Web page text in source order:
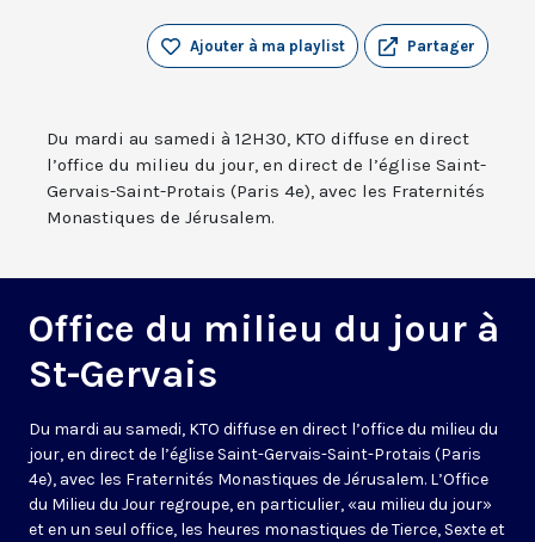
Partager
Ajouter à ma playlist
Du mardi au samedi à 12H30, KTO diffuse en direct
l’office du milieu du jour, en direct de l’église Saint-
Gervais-Saint-Protais (Paris 4e), avec les Fraternités
Monastiques de Jérusalem.
Office du milieu du jour à
St-Gervais
Du mardi au samedi, KTO diffuse en direct l’office du milieu du
jour, en direct de l’église Saint-Gervais-Saint-Protais (Paris
4e), avec les Fraternités Monastiques de Jérusalem. L’Office
du Milieu du Jour regroupe, en particulier, «au milieu du jour»
et en un seul office, les heures monastiques de Tierce, Sexte et